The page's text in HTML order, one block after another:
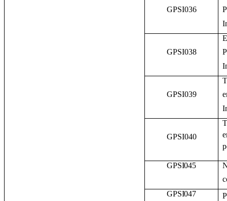
GPSI036
GPSI038
GPSI039
GPSI040
GPSI045
GPSI047